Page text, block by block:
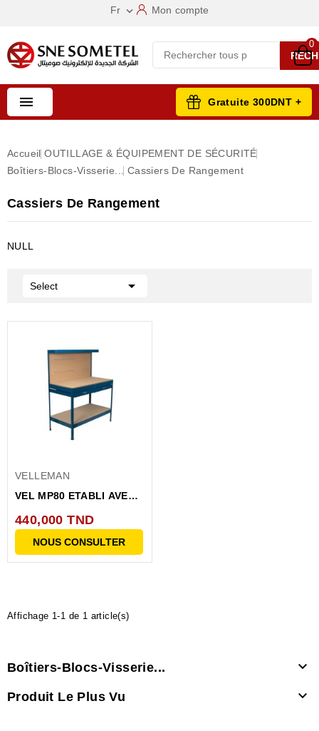
Fr  Mon compte
0
 Gratuite 300DNT +
Accueil OUTILLAGE & ÉQUIPEMENT DE SÉCURITÉ
Boîtiers-Blocs-Visserie... Cassiers De Rangement
Cassiers De Rangement
NULL
Select 
VELLEMAN
VEL MP80 ETABLI AVEC
OUTILS...
440,000 TND
NOUS CONSULTER
Affichage 1-1 de 1 article(s)
Boîtiers-Blocs-Visserie... 
Produit Le Plus Vu 